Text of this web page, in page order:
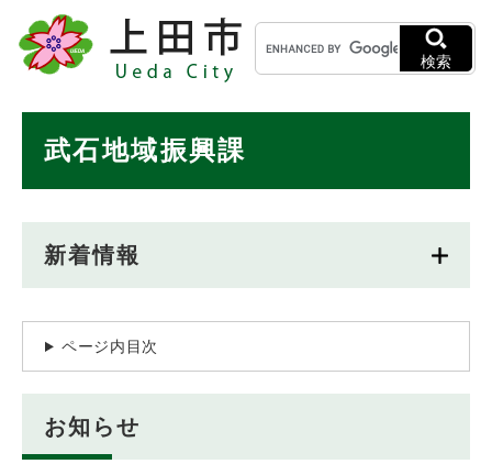
メニューを飛ばして本文へ
キ
ー
ワ
検索
武石地域振興課
新着情報
ページ内目次
お知らせ